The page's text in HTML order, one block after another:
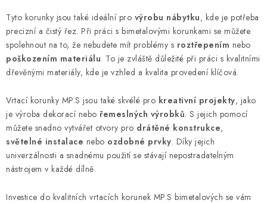
Tyto korunky jsou také ideální pro výrobu nábytku, kde je potřeba
precizní a čistý řez. Při práci s bimetalovými korunkami se můžete
spolehnout na to, že nebudete mít problémy s roztřepením nebo
poškozením materiálu. To je zvláště důležité při práci s kvalitními
dřevěnými materiály, kde je vzhled a kvalita provedení klíčová.
Vrtací korunky MP.S jsou také skvélé pro kreativní projekty, jako
je výroba dekorací nebo řemeslných výrobků. S jejich pomocí
můžete snadno vytvářet otvory pro drátěné konstrukce,
světelné instalace nebo ozdobné prvky. Díky jejich
univerzálnosti a snadnému použití se stávají nepostradatelným
nástrojem v každé dílně.
Investice do kvalitních vrtacích korunek MP.S bimetalových se vám